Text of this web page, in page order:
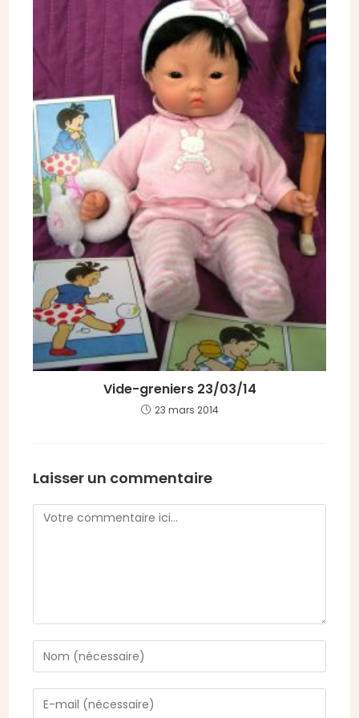
Vide-greniers 23/03/14
23 mars 2014
Laisser un commentaire
Comment
Enter
your
name
or
Enter